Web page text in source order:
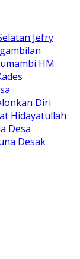
Jefry
HM
Diri
Hidayatullah
Desa
Desak